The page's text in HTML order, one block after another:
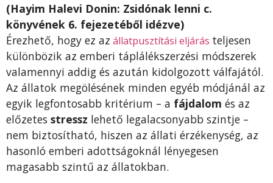
(Hayim Halevi Donin: Zsidónak lenni c.
könyvének 6. fejezetéből idézve)
Érezhető, hogy ez az állatpusztítási eljárás teljesen
különbözik az emberi táplálékszerzési módszerek
valamennyi addig és azután kidolgozott válfajától.
Az állatok megölésének minden egyéb módjánál az
egyik legfontosabb kritérium – a fájdalom és az
előzetes stressz lehető legalacsonyabb szintje –
nem biztosítható, hiszen az állati érzékenység, az
hasonló emberi adottságoknál lényegesen
magasabb szintű az állatokban.